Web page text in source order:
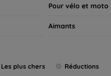
Pour vélo et moto
Aimants
Les plus chers Réductions